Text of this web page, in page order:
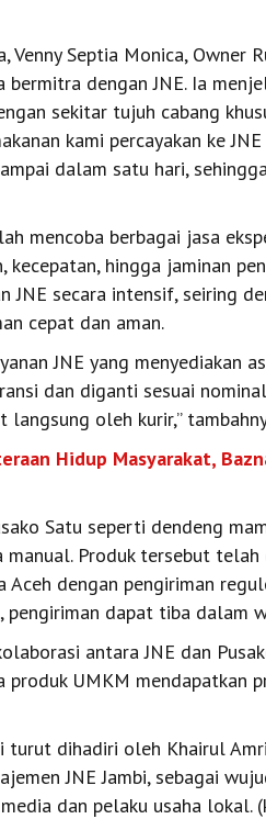
Venny Septia Monica, Owner
bermitra dengan JNE. Ia
sekitar tujuh cabang
kami percayakan ke
dalam satu hari,
mencoba berbagai jasa
hingga jaminan
JNE secara intensif, seiring
cepat dan aman.
JNE yang menyediakan
dan diganti sesuai
oleh kurir,”
Hidup Masyarakat,
Satu seperti dendeng
Produk tersebut
Aceh dengan pengiriman
pengiriman dapat tiba dalam
antara JNE dan
produk UMKM mendapatkan
dihadiri oleh Khairul
JNE Jambi, sebagai
dan pelaku usaha lokal.